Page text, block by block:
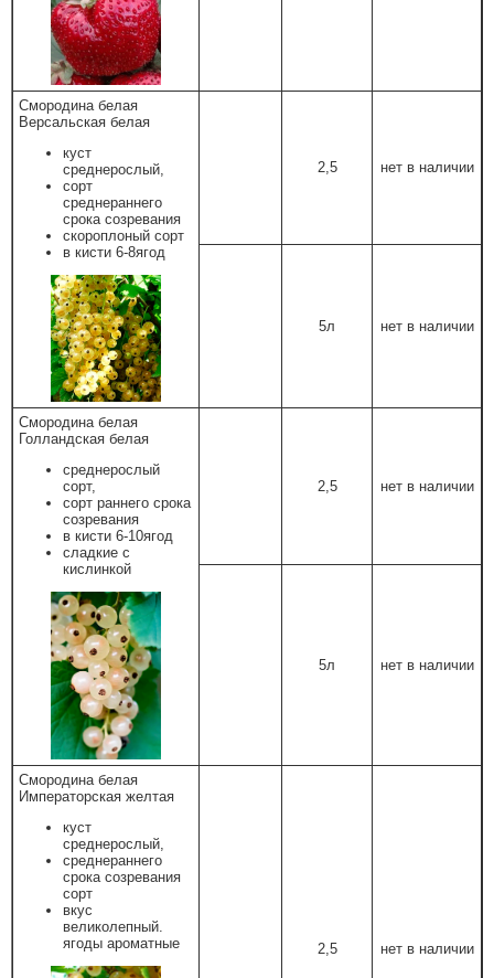
Смородина белая
Версальская белая
куст
среднерослый,
сорт
среднераннего
срока созревания
скороплоный сорт
в кисти 6-8ягод
2,5 нет в наличии
5л нет в наличии
Смородина белая
Голландская белая
среднерослый
сорт,
сорт раннего срока
созревания
в кисти 6-10ягод
сладкие с
кислинкой
2,5 нет в наличии
5л нет в наличии
Смородина белая
Императорская желтая
куст
среднерослый,
среднераннего
срока созревания
сорт
вкус
великолепный.
ягоды ароматные
2,5 нет в наличии